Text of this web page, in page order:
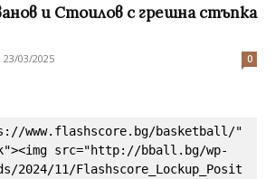
и Стоилов с грешна стъпка
23/03/2025 0
www.flashscore.bg/basketball/"
src="http://bball.bg/wp-
2024/11/Flashscore_Lockup_Posit